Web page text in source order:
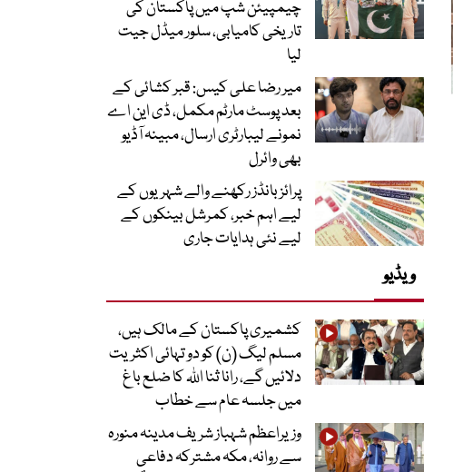
چیمپیئن شپ میں پاکستان کی
تاریخی کامیابی، سلور میڈل جیت
لیا
میر رضا علی کیس: قبر کشائی کے
بعد پوسٹ مارٹم مکمل، ڈی این اے
نمونے لیبارٹری ارسال، مبینہ آڈیو
بھی وائرل
پرائز بانڈز رکھنے والے شہریوں کے
لیے اہم خبر، کمرشل بینکوں کے
لیے نئی ہدایات جاری
ویڈیو
کشمیری پاکستان کے مالک ہیں،
مسلم لیگ (ن) کو دو تہائی اکثریت
دلائیں گے، رانا ثنا اللہ کا ضلع باغ
میں جلسہ عام سے خطاب
وزیراعظم شہباز شریف مدینہ منورہ
سے روانہ، مکہ مشترکہ دفاعی